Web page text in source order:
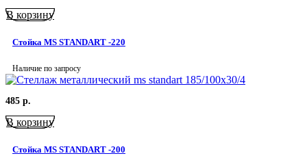
В корзину
Стойка MS STANDART -220
Наличие по запросу
485 р.
В корзину
Стойка MS STANDART -200